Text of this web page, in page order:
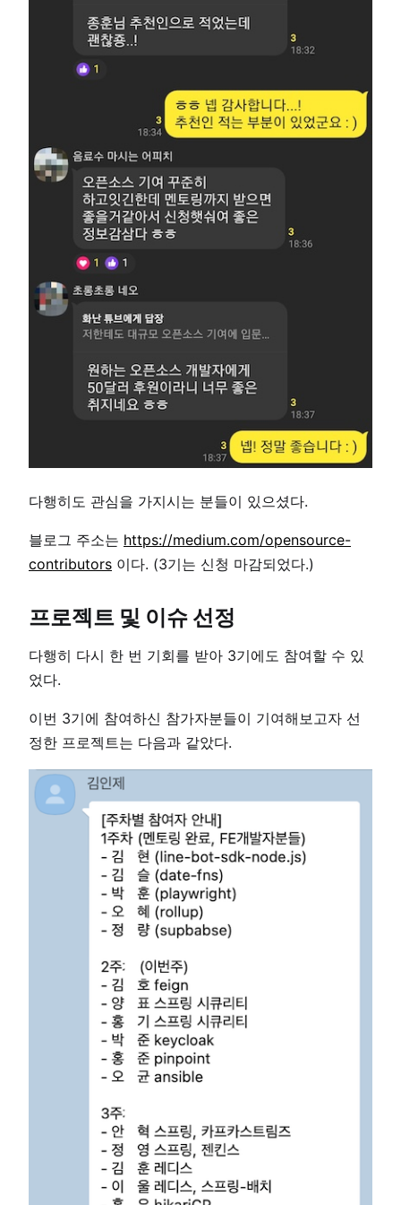
다행히도 관심을 가지시는 분들이 있으셨다.
블로그 주소는 https://medium.com/opensource-
contributors 이다. (3기는 신청 마감되었다.)
프로젝트 및 이슈 선정
다행히 다시 한 번 기회를 받아 3기에도 참여할 수 있
었다.
이번 3기에 참여하신 참가자분들이 기여해보고자 선
정한 프로젝트는 다음과 같았다.